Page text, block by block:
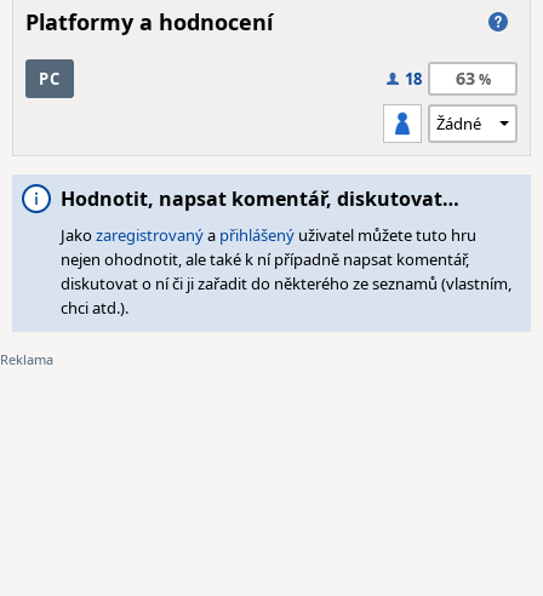
Platformy a hodnocení
PC 18 63
Hodnotit, napsat komentář, diskutovat…
Jakozaregistrovanýa přihlášený uživatel můžete tuto hru
nejen ohodnotit, ale také k ní případně napsat komentář,
diskutovat o ní či ji zařadit do některého ze seznamů (vlastním,
chci atd.).